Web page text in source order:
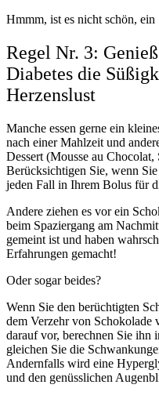
Hmmm, ist es nicht schön,
Regel Nr. 3:
Diabetes die
Herzenslust
Manche essen gerne ein
nach einer Mahlzeit und
Dessert (Mousse au Chocolat,
Berücksichtigen Sie, wenn
jeden Fall in Ihrem Bolus für
Andere ziehen es vor ein
beim Spaziergang am
gemeint ist und haben
Erfahrungen gemacht!
Oder sogar beides?
Wenn Sie den berüchtigten
dem Verzehr von Schokolade
darauf vor, berechnen Sie ihn
gleichen Sie die
Andernfalls wird eine
und den genüsslichen